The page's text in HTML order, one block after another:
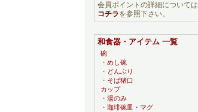
会員ポイントの詳細については
コチラを参照下さい。
和食器・アイテム 一覧
碗
・ めし碗
・ どんぶり
・ そば猪口
カップ
・ 湯のみ
・ 珈琲碗皿・マグ